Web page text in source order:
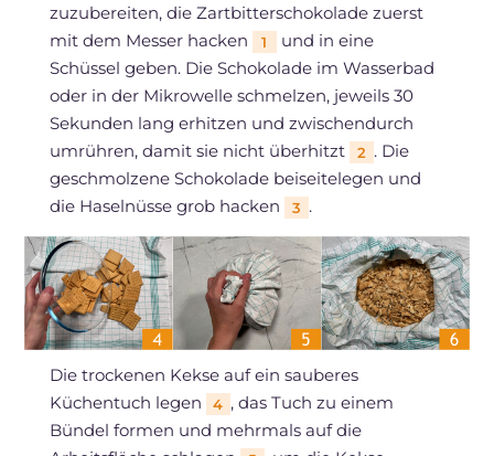
zuzubereiten, die Zartbitterschokolade zuerst
mit dem Messer hacken
1
und in eine
Schüssel geben. Die Schokolade im Wasserbad
oder in der Mikrowelle schmelzen, jeweils 30
Sekunden lang erhitzen und zwischendurch
umrühren, damit sie nicht überhitzt
2 . Die
geschmolzene Schokolade beiseitelegen und
die Haselnüsse grob hacken
3 .
Die trockenen Kekse auf ein sauberes
Küchentuch legen
4 , das Tuch zu einem
Bündel formen und mehrmals auf die